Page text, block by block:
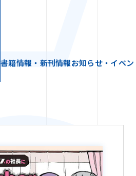
書籍情報・新刊情報お知らせ・イベン